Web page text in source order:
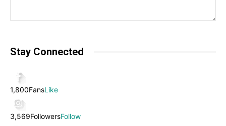
Stay Connected
1,800FansLike
3,569FollowersFollow